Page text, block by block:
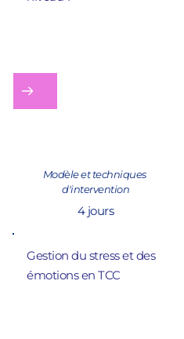
Modèle et techniques
d'intervention
4 jours
Gestion du stress et des
émotions en TCC